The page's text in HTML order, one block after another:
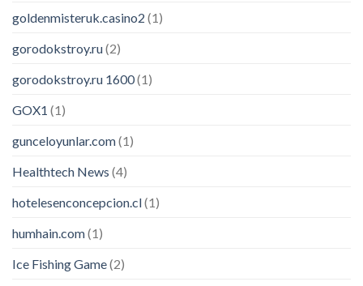
goldenmisteruk.casino2 (1)
gorodokstroy.ru(2)
gorodokstroy.ru 1600(1)
GOX1 (1)
gunceloyunlar.com(1)
Healthtech News (4)
hotelesenconcepcion.cl(1)
humhain.com(1)
Ice Fishing Game(2)